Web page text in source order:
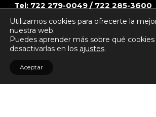
Tel: 722 279-0049 / 722 285-3600
Lada sin costo: 800 – CARRAZO
Mail:
Utilizamos cookies para ofrecerte la
nuestra web.
Puedes aprender más sobre qué
desactivarlas en los ajustes.
Aceptar